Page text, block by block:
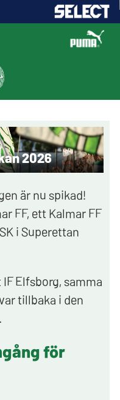
2026
är nu spikad!
FF, ett Kalmar FF
i Superettan
Elfsborg, samma
tillbaka i den
för